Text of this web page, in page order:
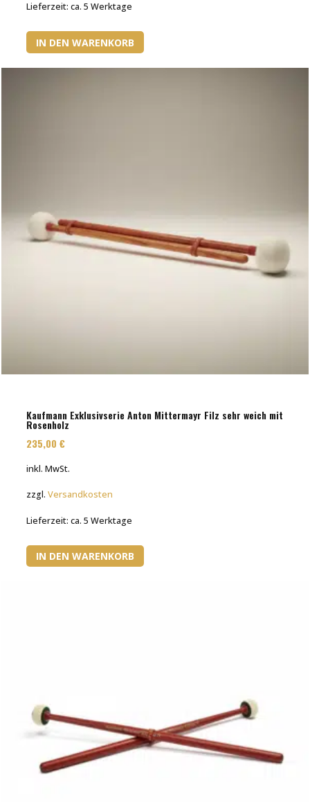
Lieferzeit:ca. 5 Werktage
IN DEN WARENKORB
Kaufmann Exklusivserie Anton Mittermayr Filz sehr weich mit
Rosenholz
235,00€
inkl. MwSt.
zzgl.Versandkosten
Lieferzeit:ca. 5 Werktage
IN DEN WARENKORB